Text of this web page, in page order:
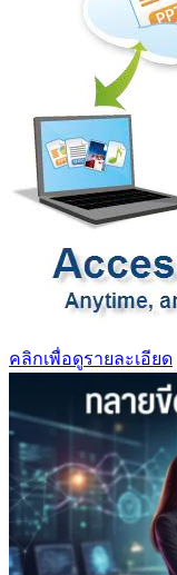
คลิกเพื่อดูรายละเอียด